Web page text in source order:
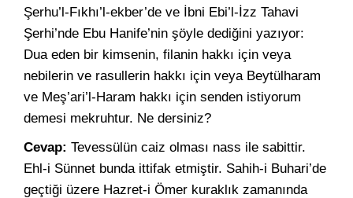
Şerhu’l-Fıkhı’l-ekber’de ve İbni Ebi’l-İzz Tahavi
Şerhi’nde Ebu Hanife’nin şöyle dediğini yazıyor:
Dua eden bir kimsenin, filanin hakkı için veya
nebilerin ve rasullerin hakkı için veya Beytülharam
ve Meş’ari’l-Haram hakkı için senden istiyorum
demesi mekruhtur. Ne dersiniz?
Cevap: Tevessülün caiz olması nass ile sabittir.
Ehl-i Sünnet bunda ittifak etmiştir. Sahih-i Buhari’de
geçtiği üzere Hazret-i Ömer kuraklık zamanında